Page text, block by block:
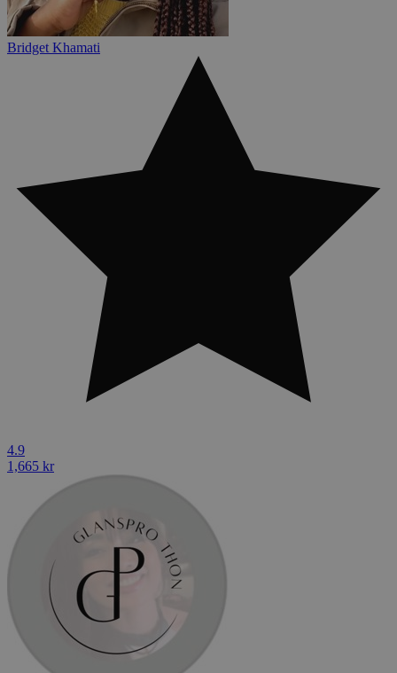
Bridget Khamati
4.9
1,665 kr